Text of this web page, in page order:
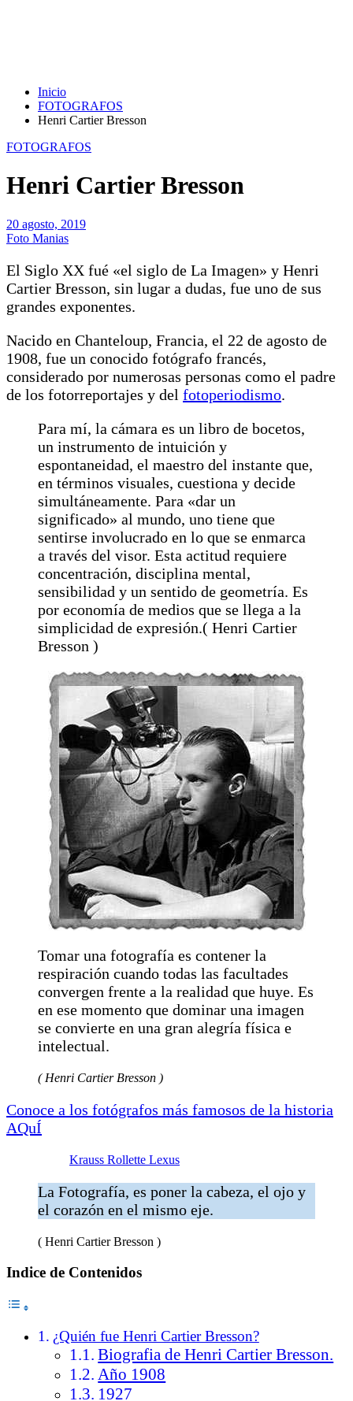
Inicio
FOTOGRAFOS
Henri Cartier Bresson
FOTOGRAFOS
Henri Cartier Bresson
20 agosto, 2019
Foto Manias
El Siglo XX fué «el siglo de La Imagen» y Henri
Cartier Bresson, sin lugar a dudas, fue uno de sus
grandes exponentes.
Nacido en Chanteloup, Francia, el 22 de agosto de
1908, fue un conocido fotógrafo francés,
considerado por numerosas personas como el padre
de los fotorreportajes y del fotoperiodismo.
Para mí, la cámara es un libro de bocetos,
un instrumento de intuición y
espontaneidad, el maestro del instante que,
en términos visuales, cuestiona y decide
simultáneamente. Para «dar un
significado» al mundo, uno tiene que
sentirse involucrado en lo que se enmarca
a través del visor. Esta actitud requiere
concentración, disciplina mental,
sensibilidad y un sentido de geometría. Es
por economía de medios que se llega a la
simplicidad de expresión.( Henri Cartier
Bresson )
Tomar una fotografía es contener la
respiración cuando todas las facultades
convergen frente a la realidad que huye. Es
en ese momento que dominar una imagen
se convierte en una gran alegría física e
intelectual.
( Henri Cartier Bresson )
Conoce a los fotógrafos más famosos de la historia
AQuÍ
Krauss Rollette Lexus
La Fotografía, es poner la cabeza, el ojo y
el corazón en el mismo eje.
( Henri Cartier Bresson )
Indice de Contenidos
¿Quién fue Henri Cartier Bresson?
Biografia de Henri Cartier Bresson.
Año 1908
1927